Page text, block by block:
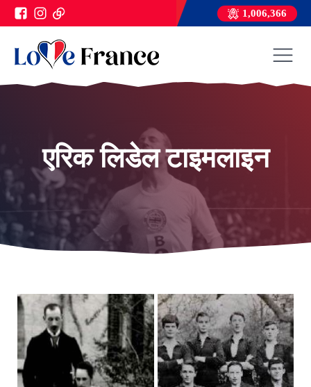
1,006,366
एरिक लिडेल टाइमलाइन